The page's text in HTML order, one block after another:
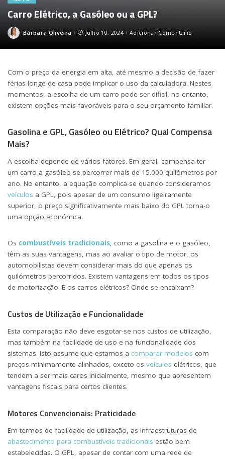
Carro Elétrico, a Gasóleo ou a GPL?
Posted
Bárbara Oliveira Julho 10, 2024 Adicionar Comentário
Com o preço da energia em alta, até mesmo a decisão de fazer
férias longe de casa pode implicar o uso da calculadora. Nestes
momentos, a escolha de um carro pode ser dificil, no entanto,
existem opções mais favoráveis para o seu orçamento familiar.
Gasolina e GPL, Gasóleo ou Elétrico? Qual Compensa
Mais?
A escolha depende de vários fatores. Em geral, compensa ter
um carro a gasóleo se percorrer mais de 15.000 quilómetros por
ano. No entanto, a equação complica-se quando consideramos
veículos a GPL, pois apesar de um consumo ligeiramente
superior, o preço significativamente mais baixo do GPL torna-o
uma opção económica.
Os combustíveis tradicionais, como a gasolina e o gasóleo,
têm as suas vantagens, mas ao avaliar o tipo de motor, os
automobilistas devem considerar mais do que apenas os
quilómetros percorridos. Existem vantagens em todos os tipos
de motorização. E os carros elétricos? Onde se encaixam?
Custos de Utilização e Funcionalidade
Esta comparação não deve esgotar-se nos custos de utilização,
mas também na facilidade de uso e na funcionalidade dos
sistemas. Isto assume que estamos a comparar modelos com
preços minimamente alinhados, exceto os veículos elétricos, que
tendem a ser mais caros inicialmente, mesmo que apresentem
vantagens fiscais para certos clientes.
Motores Convencionais: Praticidade
Em termos de facilidade de utilização, as infraestruturas de
abastecimento para combustíveis tradicionais estão bem
estabelecidas. O GPL, apesar de contar com uma rede de